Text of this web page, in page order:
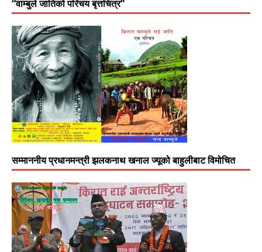
“वाम्बुले जातिको परिचय बृत्तचित्र”
सम्माननीय प्रधानमन्त्री झलकनाथ खनाल ज्यूको बाहुलीबाट विमोचित